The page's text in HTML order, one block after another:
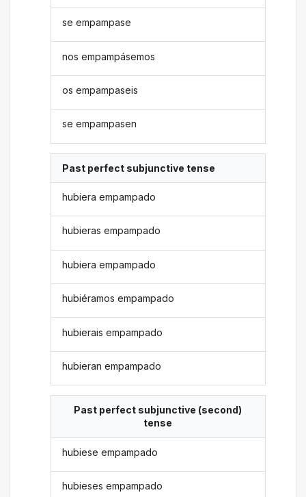
se empampase
nos empampásemos
os empampaseis
se empampasen
Past perfect subjunctive tense
hubiera empampado
hubieras empampado
hubiera empampado
hubiéramos empampado
hubierais empampado
hubieran empampado
Past perfect subjunctive (second)
tense
hubiese empampado
hubieses empampado